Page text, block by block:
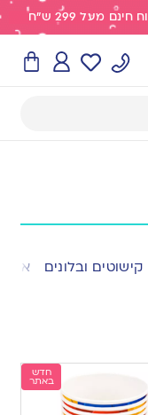
קישוטים ובלונים
חדש
באתר